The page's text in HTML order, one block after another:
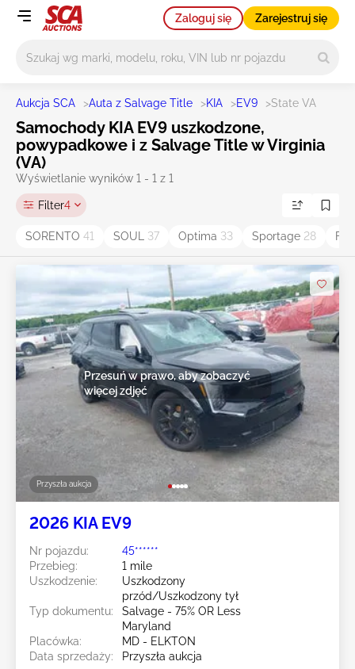
Zaloguj się Zarejestruj się
Aukcja SCA >Auta z Salvage Title >KIA >EV9 >State VA
Samochody KIA EV9 uszkodzone,
powypadkowe i z Salvage Title w Virginia
(VA)
Wyświetlanie wyników 1 - 1 z 1
Filter4
SORENTO 41 SOUL 37 Optima 33 Sportage 28
Przyszła aukcja
Przesuń w prawo, aby zobaczyć
więcej zdjęć
2026 KIA EV9
Nr pojazdu:
45******
Przebieg:
1 mile
Uszkodzenie:
Uszkodzony
przód/Uszkodzony tył
Typ dokumentu:
Salvage - 75% OR Less
Maryland
Placówka:
MD - ELKTON
Data sprzedaży:
Przyszła aukcja